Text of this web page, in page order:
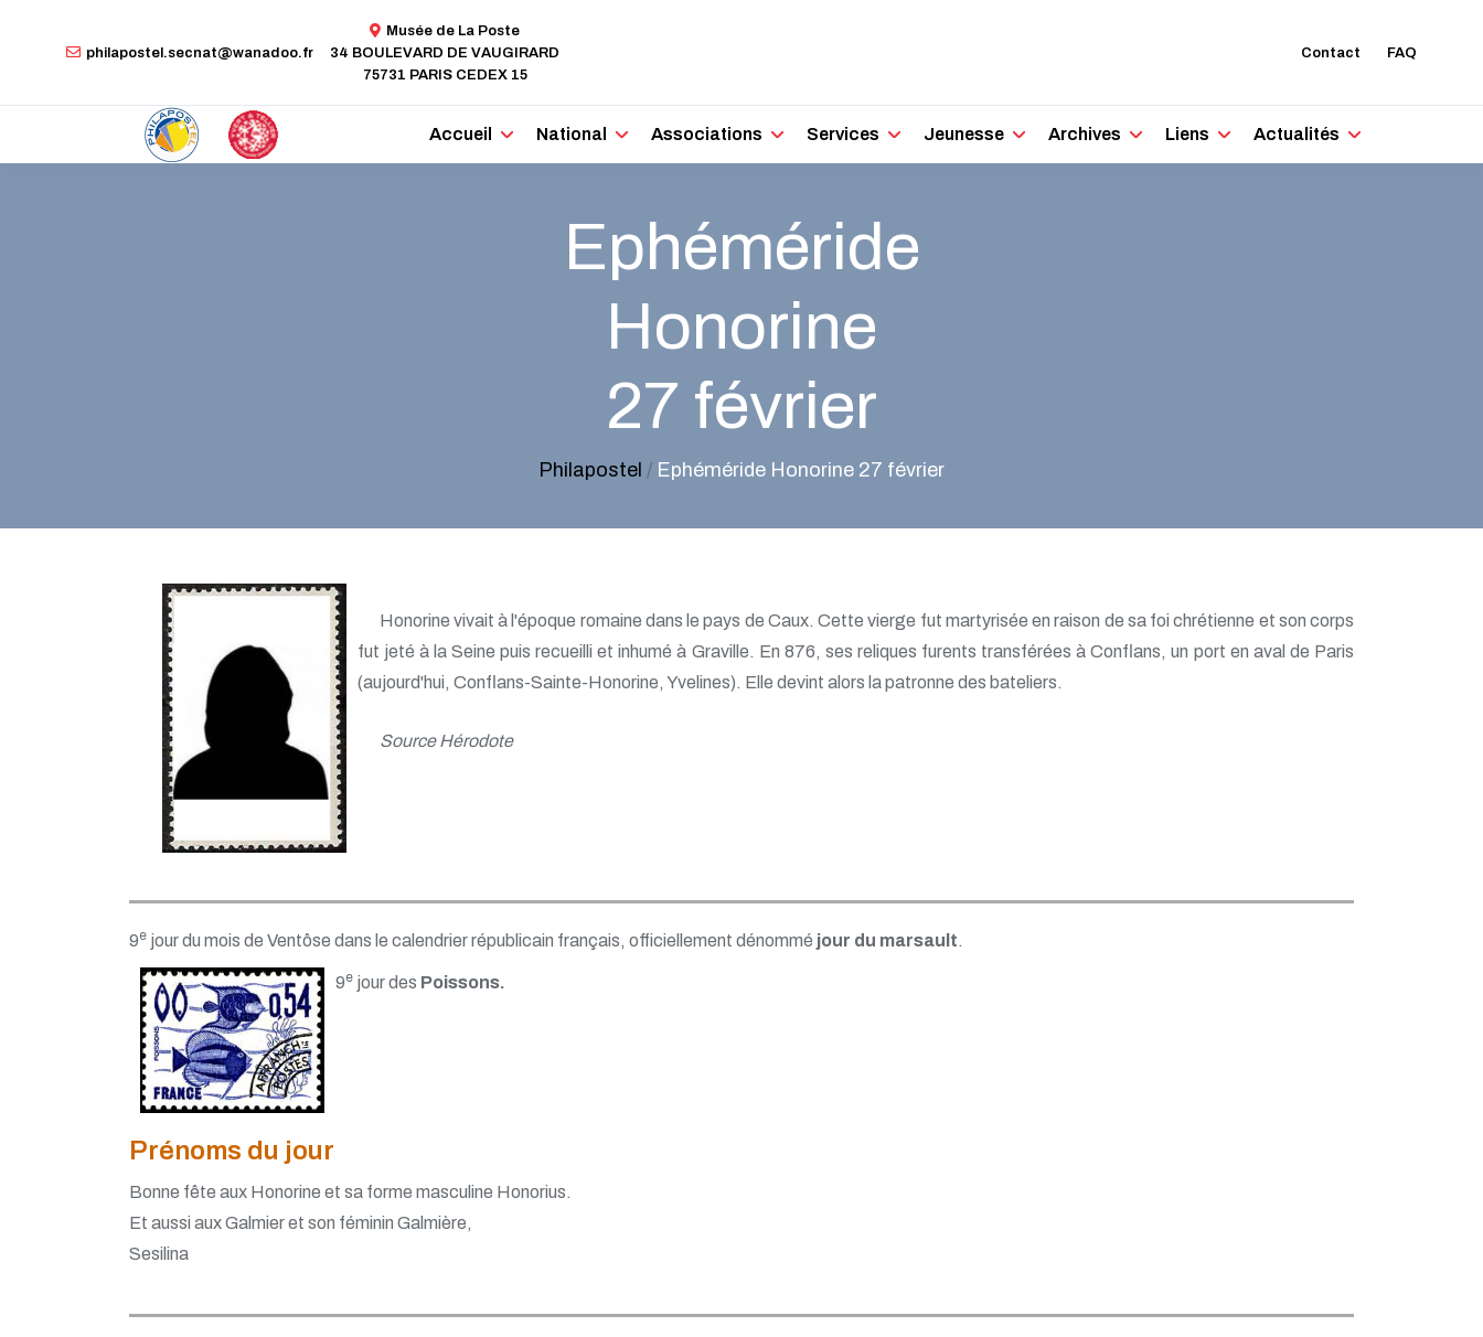
philapostel.secnat@wanadoo.fr
Musée de La Poste
34 BOULEVARD DE VAUGIRARD
75731 PARIS CEDEX 15
Contact FAQ
Accueil National Associations Services Jeunesse Archives Liens Actualités
Ephéméride
Honorine
27 février
Philapostel / Ephéméride Honorine 27 février
Honorine vivait à l'époque romaine dans le pays de Caux. Cette vierge fut martyrisée en raison de sa foi chrétienne et son corps
fut jeté à la Seine puis recueilli et inhumé à Graville. En 876, ses reliques furents transférées à Conflans, un port en aval de Paris
(aujourd'hui, Conflans-Sainte-Honorine, Yvelines). Elle devint alors la patronne des bateliers.
Source Hérodote
9e jour du mois de Ventôse dans le calendrier républicain français, officiellement dénommé jour du marsault.
9ejour des Poissons.
Prénoms du jour
Bonne fête aux Honorine et sa forme masculine Honorius.
Et aussi aux Galmier et son féminin Galmière,
Sesilina